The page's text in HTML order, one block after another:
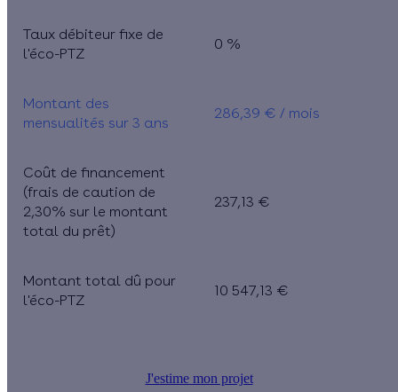
Taux débiteur fixe de
l'éco-PTZ
0 %
Montant des
mensualités sur 3 ans
286,39 € / mois​
Coût de financement
(frais de caution de
2,30% sur le montant
total du prêt)
237,13 €
Montant total dû pour
l'éco-PTZ
10 547,13 €
J'estime mon projet